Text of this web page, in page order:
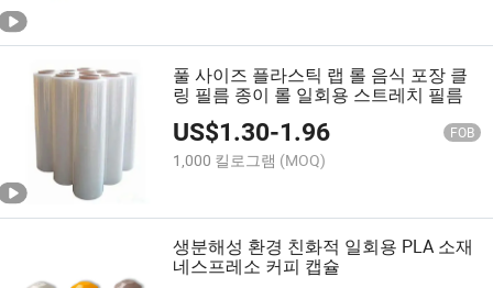
풀 사이즈 플라스틱 랩 롤 음식 포장 클
링 필름 종이 롤 일회용 스트레치 필름
US$1.30-1.96 FOB
1,000 킬로그램 (MOQ)
생분해성 환경 친화적 일회용 PLA 소재
네스프레소 커피 캡슐